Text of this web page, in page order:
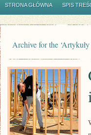
STRONA GŁÓWNA SPIS
Archive for the